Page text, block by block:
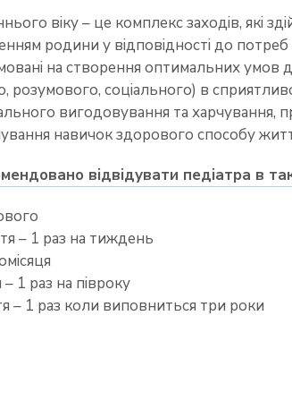
віку – це комплекс заходів, які
родини у відповідності до
на створення оптимальних умов
розумового, соціального) в
вигодовування та харчування,
навичок здорового способу
відвідувати педіатра в
– 1 раз на тиждень
1 раз на півроку
– 1 раз коли виповниться три роки